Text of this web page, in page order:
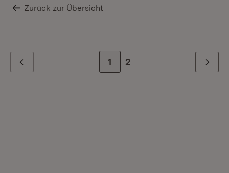
Zurück zur Übersicht
Zur Seite
1 Zur letzten Seite
2 Weiter